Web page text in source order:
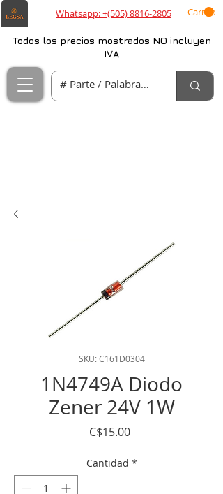
Whatsapp: +(505) 8816-2805 Carrito
Todos los precios mostrados NO incluyen
IVA
SKU: C161D0304
1N4749A Diodo
Zener 24V 1W
C$15.00Precio
Cantidad *